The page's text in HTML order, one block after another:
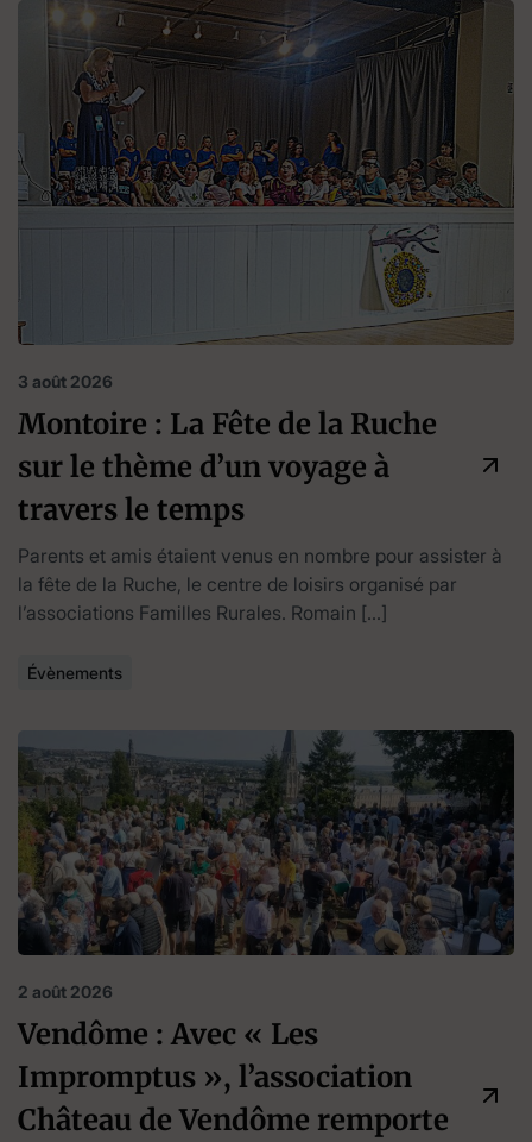
3 août 2026
Montoire : La Fête de la Ruche
sur le thème d’un voyage à
travers le temps
Parents et amis étaient venus en nombre pour assister à
la fête de la Ruche, le centre de loisirs organisé par
l’associations Familles Rurales. Romain […]
Évènements
2 août 2026
Vendôme : Avec « Les
Impromptus », l’association
Château de Vendôme remporte